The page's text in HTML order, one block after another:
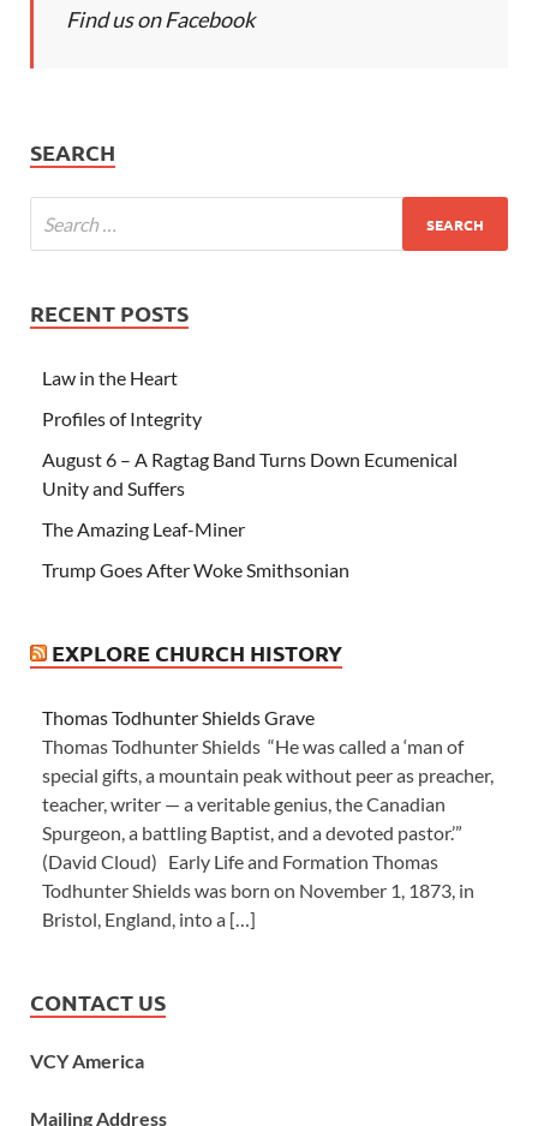
Find us on Facebook
SEARCH
RECENT POSTS
Law in the Heart
Profiles of Integrity
August 6 – A Ragtag Band Turns Down Ecumenical
Unity and Suffers
The Amazing Leaf-Miner
Trump Goes After Woke Smithsonian
EXPLORE CHURCH HISTORY
Thomas Todhunter Shields Grave
Thomas Todhunter Shields “He was called a ‘man of
special gifts, a mountain peak without peer as preacher,
teacher, writer — a veritable genius, the Canadian
Spurgeon, a battling Baptist, and a devoted pastor.’”
(David Cloud) Early Life and Formation Thomas
Todhunter Shields was born on November 1, 1873, in
Bristol, England, into a […]
CONTACT US
VCY America
Mailing Address